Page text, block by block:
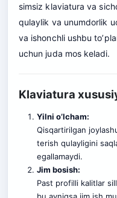
simsiz klaviatura va
qulaylik va unumdorlik
va ishonchli ushbu
uchun juda mos keladi.
Klaviatura
Yilni o’lcham:
Qisqartirilgan
terish qulayligini
egallamaydi.
Jim bosish:
Past profilli kalitlar
bu ayniqsa jim ish